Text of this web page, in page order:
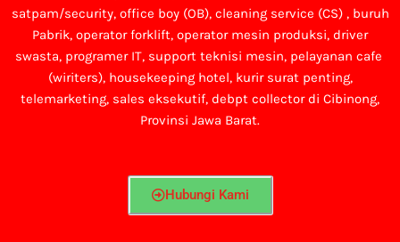
satpam/security, office boy (OB), cleaning service (CS) ,buruh
Pabrik, operator forklift, operator mesin produksi, driver
swasta, programer IT, support teknisi mesin, pelayanan cafe
(wiriters), housekeeping hotel, kurir surat penting,
telemarketing, sales eksekutif, debpt collector di Cibinong,
Provinsi Jawa Barat.
Hubungi Kami